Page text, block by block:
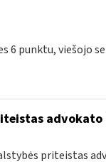
6 punktu, viešojo
advokato
priteistas